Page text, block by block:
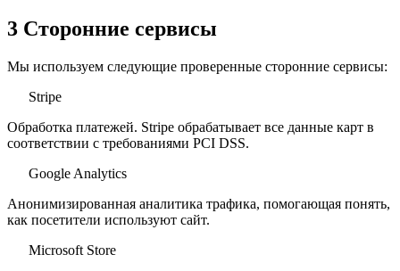
3 Сторонние сервисы
Мы используем следующие проверенные сторонние сервисы:
Stripe
Обработка платежей. Stripe обрабатывает все данные карт в
соответствии с требованиями PCI DSS.
Google Analytics
Анонимизированная аналитика трафика, помогающая понять,
как посетители используют сайт.
Microsoft Store